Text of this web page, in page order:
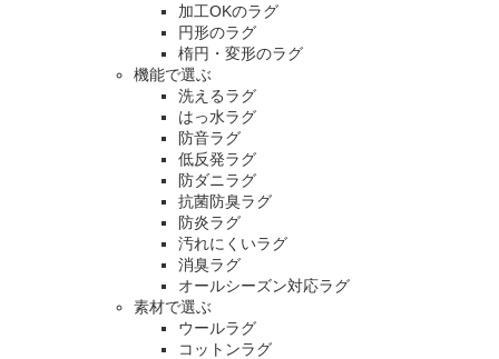
加工OKのラグ
円形のラグ
楕円・変形のラグ
機能で選ぶ
洗えるラグ
はっ水ラグ
防音ラグ
低反発ラグ
防ダニラグ
抗菌防臭ラグ
防炎ラグ
汚れにくいラグ
消臭ラグ
オールシーズン対応ラグ
素材で選ぶ
ウールラグ
コットンラグ